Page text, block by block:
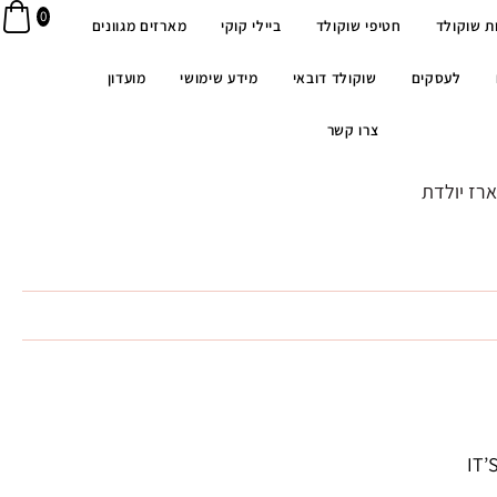
שוקולד חטיפי שוקולד ביילי קוקי מארזים מגוונים
לעסקים שוקולד דובאי מידע שימושי מועדון
צרו קשר
0
יולדת